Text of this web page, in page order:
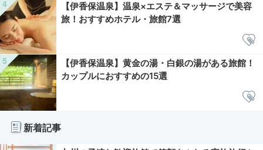
【伊香保温泉】温泉×エステ＆マッサージで美容
旅！おすすめホテル・旅館7選
【伊香保温泉】黄金の湯・白銀の湯がある旅館！
カップルにおすすめの15選
新着記事